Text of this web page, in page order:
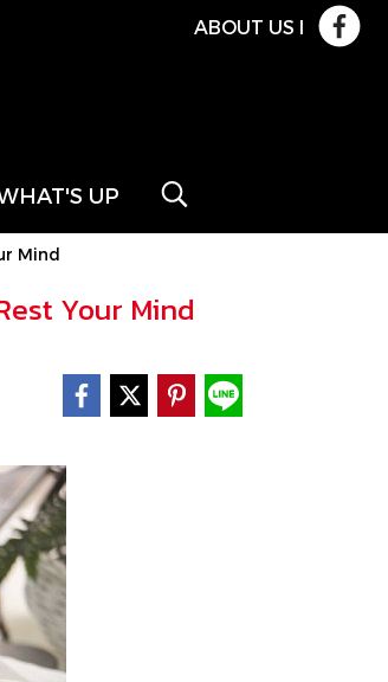
ABOUT US l
UP
Mind
Your Mind